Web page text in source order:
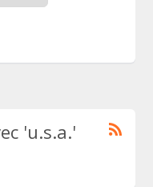
'u.s.a.'